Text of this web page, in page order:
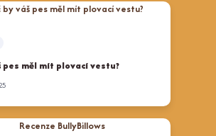
pes měl mít plovací vestu?